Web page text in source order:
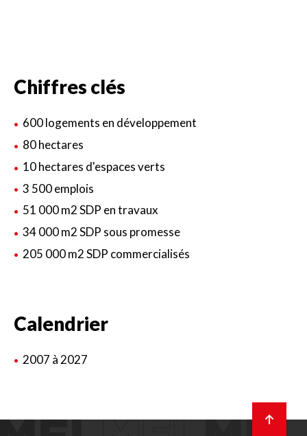
Chiffres clés
600 logements en développement
80 hectares
10 hectares d'espaces verts
3 500 emplois
51 000 m2 SDP en travaux
34 000 m2 SDP sous promesse
205 000 m2 SDP commercialisés
Calendrier
2007 à 2027
en